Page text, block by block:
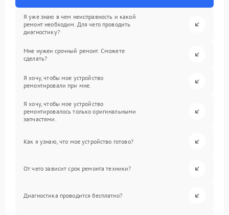
Я уже знаю в чем неисправность и какой
ремонт необходим. Для чего проводить
диагностику?
Мне нужен срочный ремонт. Сможете
сделать?
Я хочу, чтобы мое устройство
ремонтировали при мне.
Я хочу, чтобы мое устройство
ремонтировалось только оригинальными
запчастями.
Как я узнаю, что мое устройство готово?
От чего зависит срок ремонта техники?
Диагностика проводится бесплатно?